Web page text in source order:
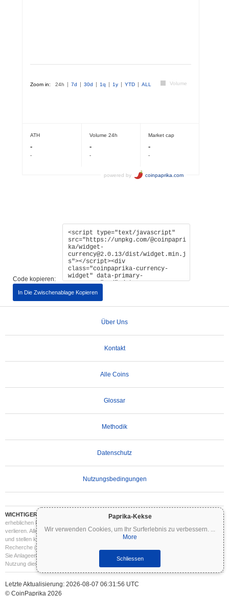
Paprika-Kekse
Wir verwenden Cookies, um Ihr Surferlebnis zu verbessern. ...
More
Schliessen
Code kopieren:
In Die Zwischenablage Kopieren
Über Uns
Kontakt
Alle Coins
Glossar
Methodik
Datenschutz
Nutzungsbedingungen
WICHTIGER HAFTUNGSAUSSCHLUSS:Kryptowährungen sind hochvolatil und mit
erheblichen Risiken verbunden. Sie können einen Teil oder Ihre gesamte Investition
verlieren. Alle Informationen auf Coinpaprika dienen ausschließlich Informationszwecken
und stellen keine Finanz- oder Anlageberatung dar. Führen Sie stets Ihre eigene
Recherche (DYOR) durch und konsultieren Sie einen qualifizierten Finanzberater, bevor
Sie Anlageentscheidungen treffen. Coinpaprika haftet nicht für Verluste, die aus der
Nutzung dieser Informationen entstehen.
Letzte Aktualisierung: 2026-08-07 06:31:56 UTC
© CoinPaprika 2026